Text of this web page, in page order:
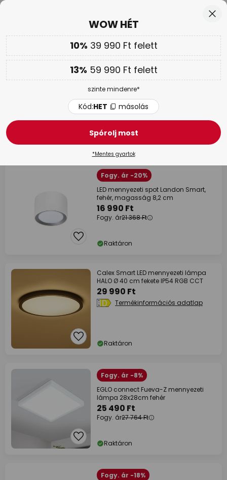
Csak
02N 15Ó 25P 11M
Továbbáakár 13 % kedvezmény!
Kód:HET másolás
WOW HÉT |Akár 70 %
Smart fürdőszobai világítás
60 tételek Szűrő
Fogy. ár -20%
LED mennyezeti spot Landon Smart,
fehér, magasság 8,2 cm
16 990 Ft
Fogy. ár21 368 Ft
Raktáron
Calex Smart LED mennyezeti lámpa
HALO Ø 40 cm fekete IP54 RGB CCT
29 990 Ft
Termékinformációs adatlap
Raktáron
Fogy. ár -8%
EGLO connect Fueva-Z mennyezeti
lámpa 28x28cm fehér
25 490 Ft
Fogy. ár27 764 Ft
Raktáron
Fogy. ár -18%
WOW HÉT
10% 39 990 Ft felett
13% 59 990 Ft felett
szinte mindenre*
Kód:HET másolás
Spórolj most
*Mentes gyartok